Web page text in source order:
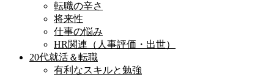
転職の辛さ
将来性
仕事の悩み
HR関連（人事評価・出世）
20代就活＆転職
有利なスキルと勉強